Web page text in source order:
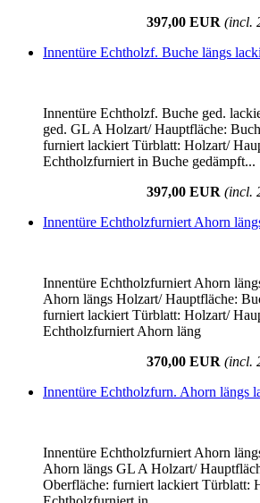
397,00 EUR (incl.
Innentüre Echtholzf. Buche längs
Innentüre Echtholzf. Buche ged.
ged. GL A Holzart/ Hauptfläche:
furniert lackiert Türblatt: Holzart/
Echtholzfurniert in Buche gedämpft...
397,00 EUR (incl.
Innentüre Echtholzfurniert Ahorn
Innentüre Echtholzfurniert Ahorn
Ahorn längs Holzart/ Hauptfläche:
furniert lackiert Türblatt: Holzart/
Echtholzfurniert Ahorn läng
370,00 EUR (incl.
Innentüre Echtholzfurn. Ahorn längs
Innentüre Echtholzfurniert Ahorn
Ahorn längs GL A Holzart/
Oberfläche: furniert lackiert Türblatt: